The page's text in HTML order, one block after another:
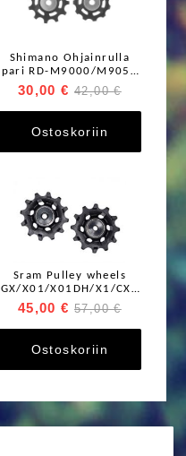
Shimano Ohjainrulla
pari RD-M9000/M9050
XTR
30,00 € 42,00 €
Ostoskoriin
Sram Pulley wheels
GX/X01/X01DH/X1/CX1
Standard bearings
45,00 € 57,00 €
Ostoskoriin